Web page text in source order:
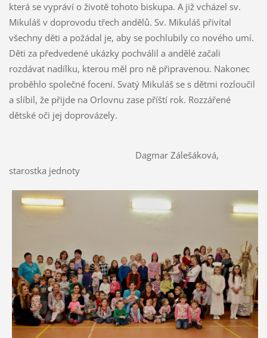
která se vypráví o životě tohoto biskupa. A již vcházel sv.
Mikuláš v doprovodu třech andělů. Sv. Mikuláš přivítal
všechny děti a požádal je, aby se pochlubily co nového umí.
Děti za předvedené ukázky pochválil a andělé začali
rozdávat nadílku, kterou měl pro ně připravenou. Nakonec
proběhlo společné focení. Svatý Mikuláš se s dětmi rozloučil
a slíbil, že přijde na Orlovnu zase příští rok. Rozzářené
dětské oči jej doprovázely.
Dagmar Zálešáková,
starostka jednoty